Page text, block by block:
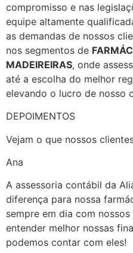
compromisso e nas
equipe altamente
as demandas de nossos
nos segmentos de
MADEIREIRAS, onde
até a escolha do melhor
elevando o lucro de nosso
DEPOIMENTOS
Vejam o que nossos
Ana
A assessoria contábil da
diferença para nossa
sempre em dia com
entender melhor nossas
podemos contar com eles!